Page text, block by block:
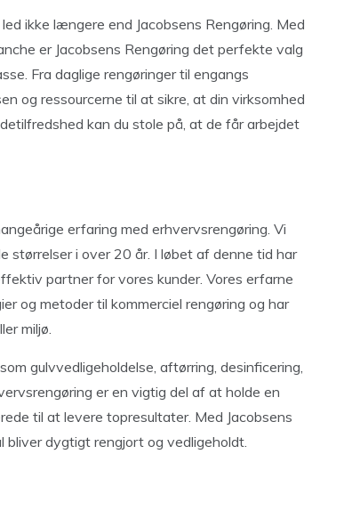
ikke længere end Jacobsens Rengøring. Med
er Jacobsens Rengøring det perfekte valg
Fra daglige rengøringer til engangs
og ressourcerne til at sikre, at din virksomhed
kan du stole på, at de får arbejdet
erfaring med erhvervsrengøring. Vi
størrelser i over 20 år. I løbet af denne tid har
partner for vores kunder. Vores erfarne
og metoder til kommerciel rengøring og har
miljø.
gulvvedligeholdelse, aftørring, desinficering,
er en vigtig del af at holde en
til at levere topresultater. Med Jacobsens
bliver dygtigt rengjort og vedligeholdt.